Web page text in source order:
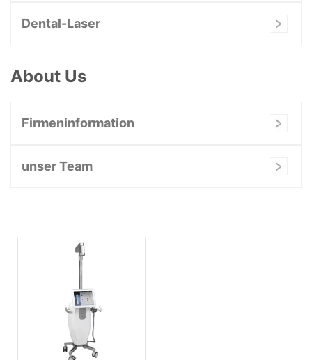
Dental-Laser
About Us
Firmeninformation
unser Team